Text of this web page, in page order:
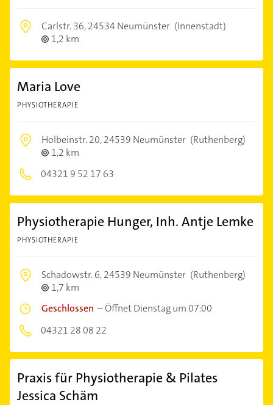
Carlstr. 36,24534 Neumünster (Innenstadt)
1,2 km
Maria Love
PHYSIOTHERAPIE
Holbeinstr. 20,24539 Neumünster (Ruthenberg)
1,2 km
04321 9 52 17 63
Physiotherapie Hunger, Inh. Antje Lemke
PHYSIOTHERAPIE
Schadowstr. 6,24539 Neumünster (Ruthenberg)
1,7 km
Geschlossen –Öffnet Dienstag um 07:00
04321 28 08 22
Praxis für Physiotherapie & Pilates
Jessica Schäm